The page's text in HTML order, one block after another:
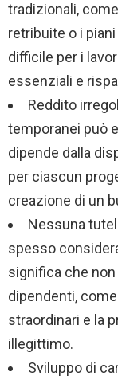
tradizionali,
retribuite o i
difficile per i
essenziali e
Reddito
temporanei può
dipende dalla
per ciascun
creazione di un
Nessuna
spesso
significa che
dipendenti,
straordinari e la
illegittimo.
Sviluppo di